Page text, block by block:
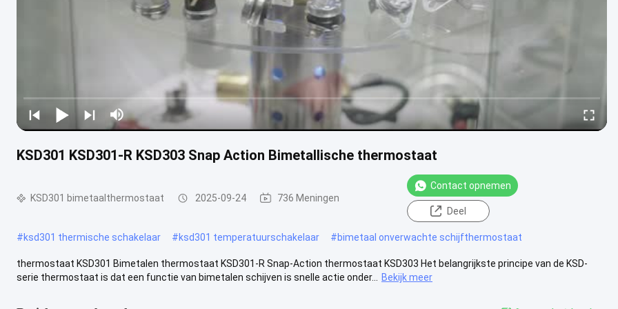
KSD301 KSD301-R KSD303 Snap Action Bimetallische thermostaat
KSD301 bimetaalthermostaat 2025-09-24 736 Meningen
Contact opnemen
Deel
#ksd301 thermische schakelaar #ksd301 temperatuurschakelaar #bimetaal onverwachte schijfthermostaat
thermostaat KSD301 Bimetalen thermostaat KSD301-R Snap-Action thermostaat KSD303 Het belangrijkste principe van de KSD-
serie thermostaat is dat een functie van bimetalen schijven is snelle actie onder...
Bekijk meer